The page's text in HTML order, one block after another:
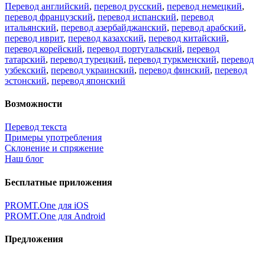
Перевод английский, перевод русский, перевод немецкий,
перевод французский, перевод испанский, перевод
итальянский, перевод азербайджанский, перевод арабский,
перевод иврит, перевод казахский, перевод китайский,
перевод корейский, перевод португальский, перевод
татарский, перевод турецкий, перевод туркменский, перевод
узбекский, перевод украинский, перевод финский, перевод
эстонский, перевод японский
Возможности
Перевод текста
Примеры употребления
Склонение и спряжение
Наш блог
Бесплатные приложения
PROMT.One для iOS
PROMT.One для Android
Предложения